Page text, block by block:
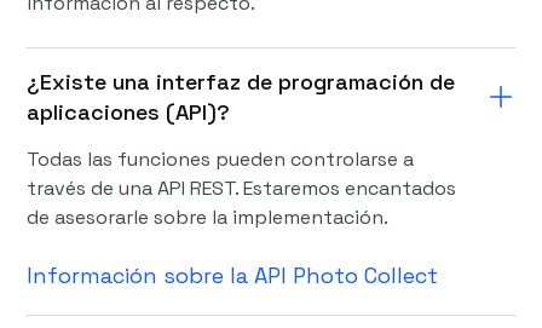
¿Existe una interfaz de programación de
aplicaciones (API)?
Todas las funciones pueden controlarse a
través de una API REST. Estaremos encantados
de asesorarle sobre la implementación.
Información sobre la API Photo Collect